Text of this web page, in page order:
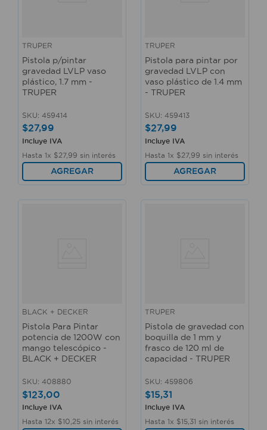
TRUPER
Pistola p/pintar
gravedad LVLP vaso
plástico, 1.7 mm -
TRUPER
SKU: 459414
$27,99
Incluye IVA
Hasta 1x $27, 99 sin interés
AGREGAR
TRUPER
Pistola para pintar por
gravedad LVLP con
vaso plástico de 1.4 mm
- TRUPER
SKU: 459413
$27,99
Incluye IVA
Hasta 1x $27, 99 sin interés
AGREGAR
BLACK + DECKER
Pistola Para Pintar
potencia de 1200W con
mango telescópico -
BLACK + DECKER
SKU: 408880
$123,00
Incluye IVA
Hasta 12x $10 25 sin interés
TRUPER
Pistola de gravedad con
boquilla de 1 mm y
frasco de 120 ml de
capacidad - TRUPER
SKU: 459806
$15,31
Incluye IVA
Hasta 1x $15 31 sin interés